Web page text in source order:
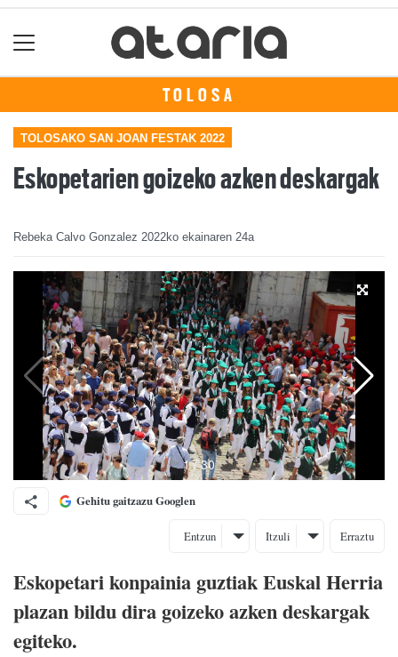
TOLOSA
TOLOSAKO SAN JOAN FESTAK 2022
Eskopetarien goizeko azken deskargak
Rebeka Calvo Gonzalez 2022ko ekainaren 24a
Gehitu gaitzazu Googlen
Entzun Itzuli Erraztu
Eskopetari konpainia guztiak Euskal Herria
plazan bildu dira goizeko azken deskargak
egiteko.